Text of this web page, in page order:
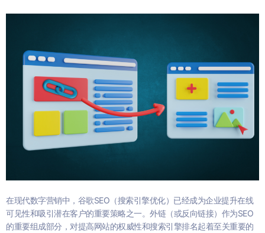
在现代数字营销中，谷歌SEO（搜索引擎优化）已经成为企业提升在线
可见性和吸引潜在客户的重要策略之一。外链（或反向链接）作为SEO
的重要组成部分，对提高网站的权威性和搜索引擎排名起着至关重要的